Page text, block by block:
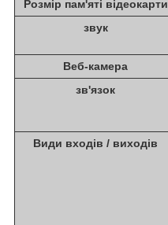
Розмір пам'яті відеокарти
звук
Веб-камера
зв'язок
Види входів / виходів